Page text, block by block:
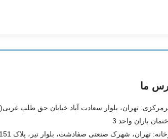
ما
باران واحد 3
تهران، شهرک صنعتی صفادشت، بلوار تیر، پلاک 151